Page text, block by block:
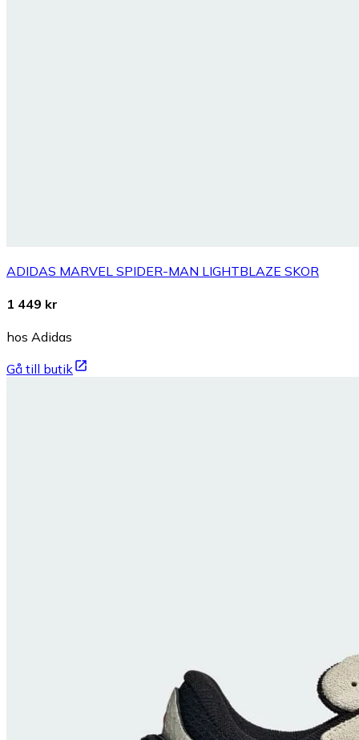
ADIDAS MARVEL SPIDER-MAN LIGHTBLAZE SKOR
1 449 kr
hos Adidas
Gå till butik